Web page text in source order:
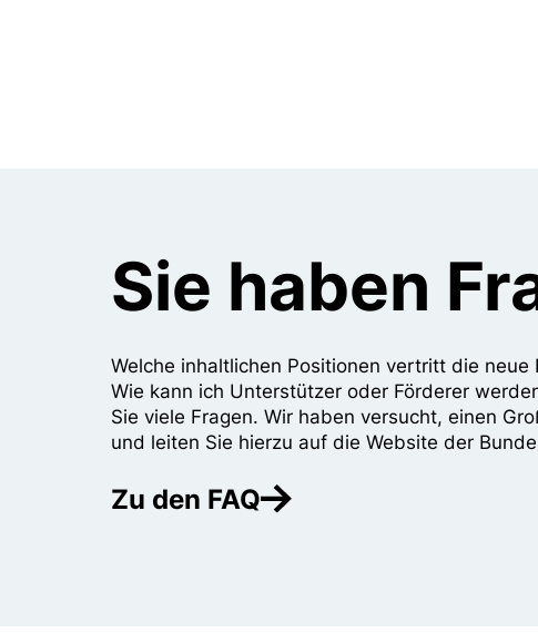
Sie haben
Welche inhaltlichen Positionen vertritt die
Wie kann ich Unterstützer oder Förderer
Sie viele Fragen. Wir haben versucht, einen
und leiten Sie hierzu auf die Website der
Zu den FAQ